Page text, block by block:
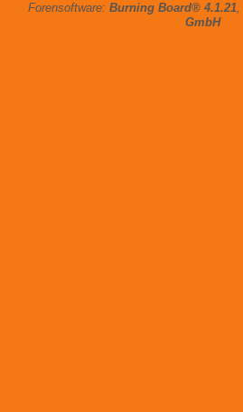
Forensoftware: Burning Board® 4.1.21,
GmbH